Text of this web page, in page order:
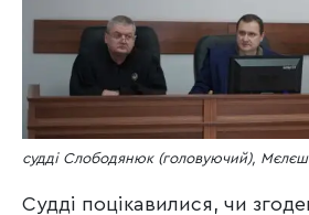
судді Слободянюк (головуючий),
Судді поцікавилися, чи